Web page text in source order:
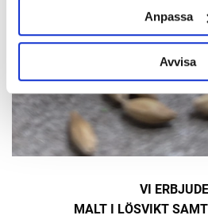
Anpassa
Avvisa
VI
MALT I LÖSVIKT